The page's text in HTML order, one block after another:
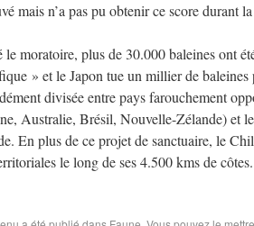
mais n’a pas pu obtenir ce score durant
le moratoire, plus de 30.000 baleines ont
» et le Japon tue un millier de
divisée entre pays farouchement
Australie, Brésil, Nouvelle-Zélande) et
En plus de ce projet de sanctuaire, le
le long de ses 4.500 kms de côtes.